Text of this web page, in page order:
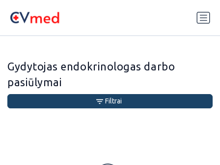
Gydytojas endokrinologas darbo
pasiūlymai
Filtrai